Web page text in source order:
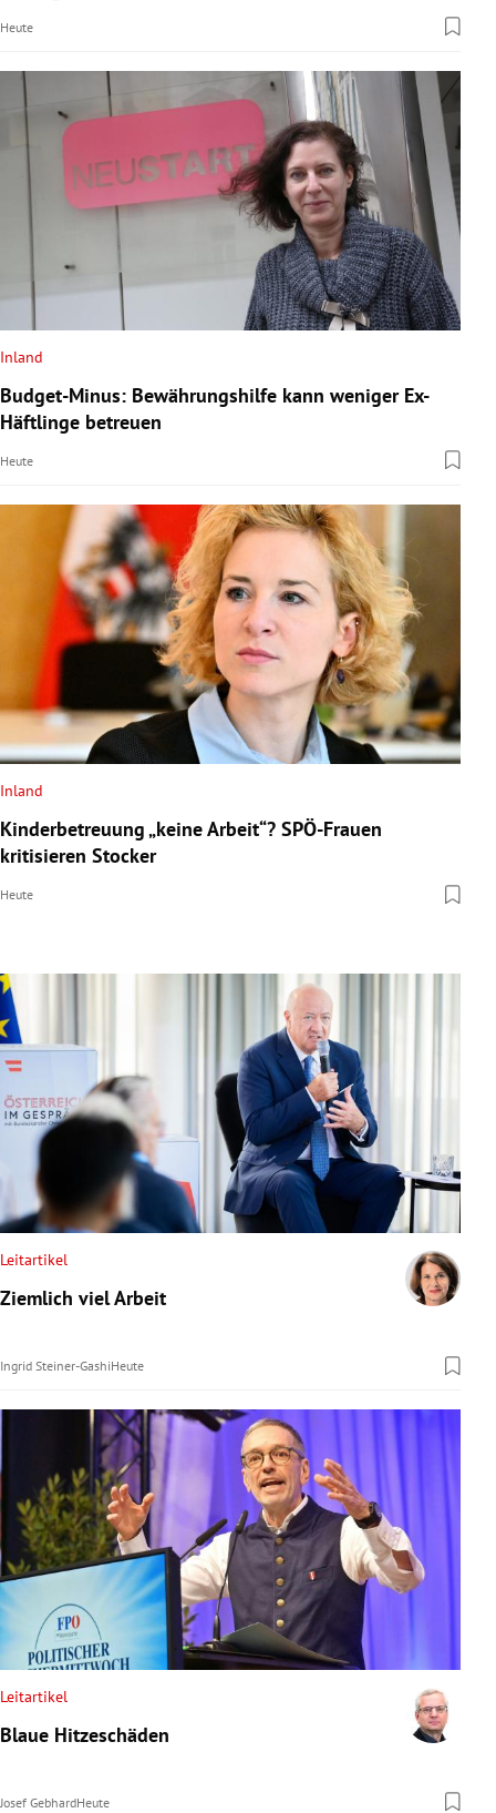
Heute
Inland
Budget-Minus: Bewährungshilfe kann weniger Ex-
Häftlinge betreuen
Heute
Inland
Kinderbetreuung „keine Arbeit“? SPÖ-Frauen
kritisieren Stocker
Heute
Leitartikel
Ziemlich viel Arbeit
Ingrid Steiner-GashiHeute
Leitartikel
Blaue Hitzeschäden
Josef GebhardHeute